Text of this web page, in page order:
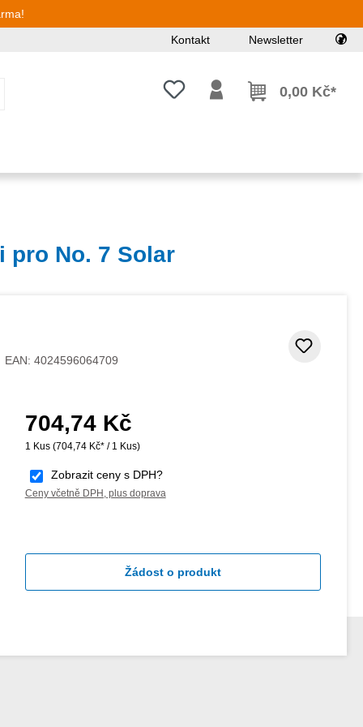
Kontakt Newsletter
Máte 0 položky v seznamu přání
0,00 Kč*
pro No. 7 Solar
EAN: 4024596064709
Běžná cena:
704,74 Kč
1 Kus (704,74 Kč* / 1 Kus)
Zobrazit ceny s DPH?
Ceny včetně DPH, plus doprava
Žádost o produkt